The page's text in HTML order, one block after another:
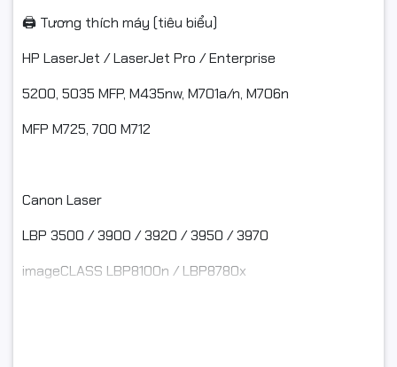
🖨️ Tương thích máy (tiêu biểu)
HP LaserJet / LaserJet Pro / Enterprise
5200, 5035 MFP, M435nw, M701a/n, M706n
MFP M725, 700 M712
Canon Laser
LBP 3500 / 3900 / 3920 / 3950 / 3970
imageCLASS LBP8100n / LBP8780x